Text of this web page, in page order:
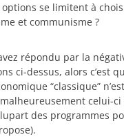
se limitent à
et communisme ?
répondu par la
ci-dessus, alors c’est
“classique”
celui-ci
des programmes